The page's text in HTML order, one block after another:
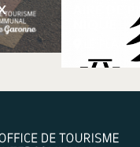
AIRE DE
LE PLAN